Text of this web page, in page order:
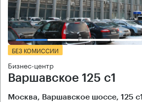
БЕЗ КОМИССИИ
Бизнес-центр
Варшавское 125 с1
Москва, Варшавское шоссе, 125 с1